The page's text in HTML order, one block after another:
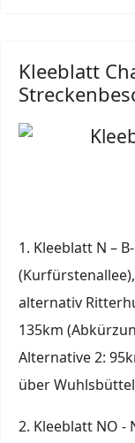
Kleeblatt
1. Kleeblatt N –
alternativ
135km
Alternative 2:
über
2. Kleeblatt NO